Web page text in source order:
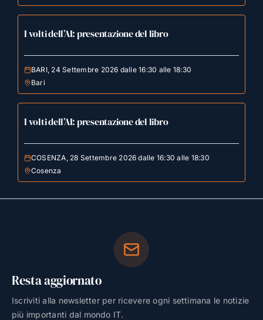
I volti dell’AI: presentazione del libro
BARI, 24 Settembre 2026 dalle 16:30 alle 18:30
Bari
I volti dell’AI: presentazione del libro
COSENZA, 28 Settembre 2026 dalle 16:30 alle 18:30
Cosenza
Resta aggiornato
Iscriviti alla newsletter per ricevere ogni settimana le notizie
più importanti dal mondo IT.